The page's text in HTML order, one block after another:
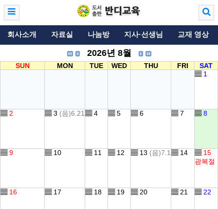
회사소개 자료실 나눔방 지사·선생님 교재 영상
2026년 8월
SUN MON TUE WED THU FRI
SAT
▤ 1
▤ 2 ▤ 3 (음)6.21 ▤ 4 ▤ 5 ▤ 6 ▤ 7 ▤ 8
▤ 9 ▤ 10 ▤ 11 ▤ 12 ▤ 13 (음)7.1 ▤ 14 ▤ 15
광복절
▤ 16 ▤ 17 ▤ 18 ▤ 19 ▤ 20 ▤ 21 ▤ 22